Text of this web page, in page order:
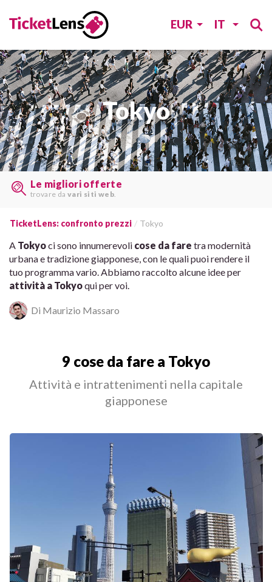
EUR IT
Tokyo
Confrontate i prezzi
e risparmiatetempo e denaro
TicketLens: confronto prezzi Tokyo
A Tokyoci sono innumerevoli cose da fare tra modernità
urbana e tradizione giapponese, con le quali puoi rendere il
tuo programma vario. Abbiamo raccolto alcune idee per
attività a Tokyoqui per voi.
Di Maurizio Massaro
9 cose da fare a Tokyo
Attività e intrattenimenti nella capitale
giapponese